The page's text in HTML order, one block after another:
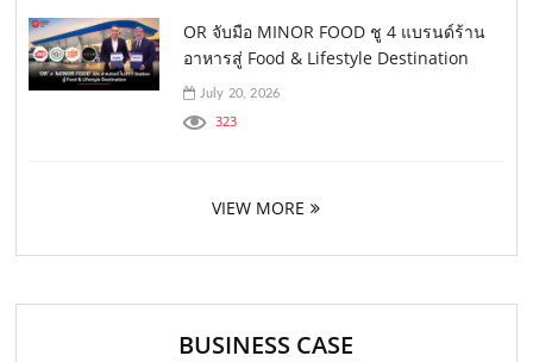
OR จับมือ MINOR FOOD ชู 4 แบรนด์ร้าน
อาหารสู่ Food & Lifestyle Destination
July 20, 2026
323
VIEW MORE
BUSINESS CASE